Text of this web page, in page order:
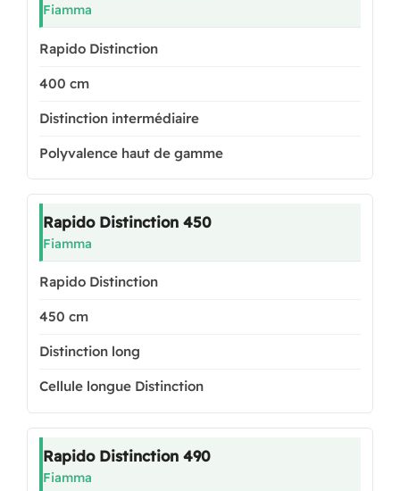
Fiamma
Rapido Distinction
400 cm
Distinction intermédiaire
Polyvalence haut de gamme
Rapido Distinction 450
Fiamma
Rapido Distinction
450 cm
Distinction long
Cellule longue Distinction
Rapido Distinction 490
Fiamma